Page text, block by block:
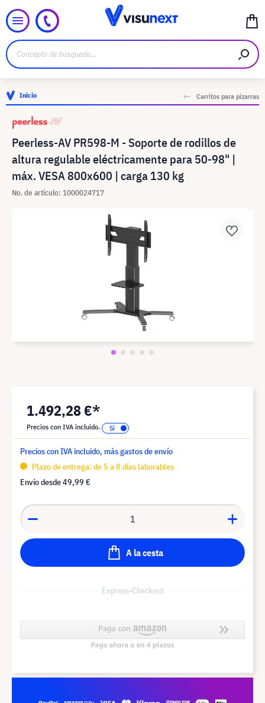
Inicio Carritos para pizarras
Peerless-AV PR598-M - Soporte de rodillos de
altura regulable eléctricamente para 50-98" |
máx. VESA 800x600 | carga 130 kg
No. de artículo: 1000024717
1.492,28 €*
Precios con IVA incluido.
Precios con IVA incluido, más gastos de envío
Plazo de entrega: de 5 a 8 días laborables
Envío desde49,99 €
A la cesta
Express-Checkout